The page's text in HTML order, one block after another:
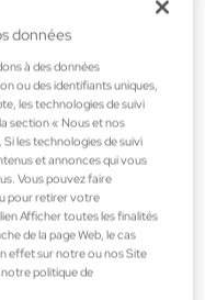
données
à des données
ou des identifiants uniques,
les technologies de suivi
section « Nous et nos
les technologies de suivi
et annonces qui vous
Vous pouvez faire
pour retirer votre
Afficher toutes les finalités
de la page Web, le cas
effet sur notre ou nos Site
politique de